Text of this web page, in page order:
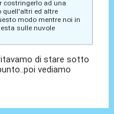
costringerlo ad una
quell'altri ed altre
modo mentre noi in
sulle nuvole
di stare sotto
vediamo